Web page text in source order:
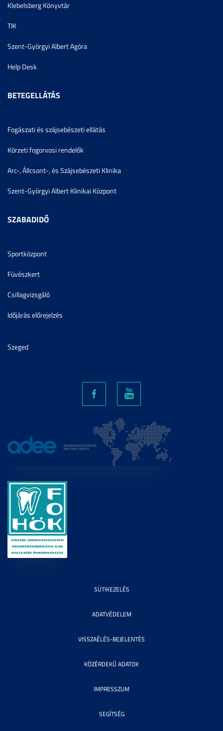
Klebelsberg Könyvtár
TIK
Szent-Györgyi Albert Agóra
Help Desk
BETEGELLÁTÁS
Fogászati és szájsebészeti ellátás
Körzeti fogorvosi rendelők
Arc-, Állcsont-, és Szájsebészeti Klinika
Szent-Györgyi Albert Klinikai Központ
SZABADIDŐ
Sportközpont
Füvészkert
Csillagvizsgáló
Időjárás előrejelzés
Szeged
SÜTIKEZELÉS
ADATVÉDELEM
VISSZAÉLÉS-BEJELENTÉS
KÖZÉRDEKŰ ADATOK
IMPRESSZUM
SEGÍTSÉG